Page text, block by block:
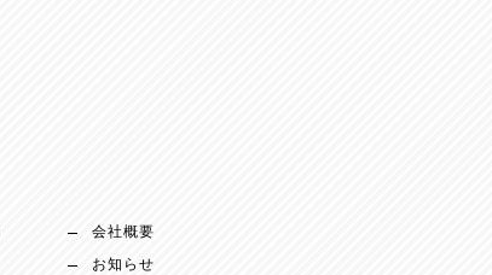
会社概要
お知らせ